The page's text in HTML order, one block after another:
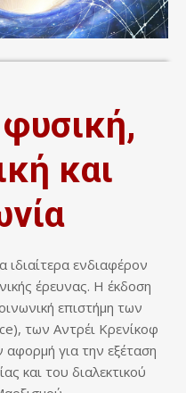
και
ιδιαίτερα ενδιαφέρον
έρευνας. Η έκδοση
επιστήμη των
των Αντρέι Κρενίκοφ
αφορμή για την εξέταση
και του διαλεκτικού